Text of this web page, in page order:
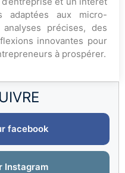
facebook
Instagram
adaptées aux micro-
précises, des
innovantes pour
à prospérer.